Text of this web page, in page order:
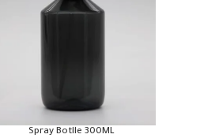
Spray Botlle 300ML